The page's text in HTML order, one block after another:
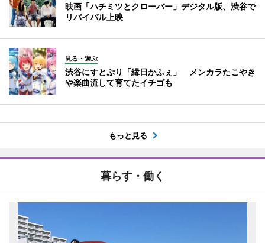
映画「ハチミツとクローバー」デジタル版、渋谷で
リバイバル上映
見る・遊ぶ
渋谷にすとぷり「縁日かふぇ」 メンカラたこやき
や楽曲流して育てたイチゴも
もっと見る
暮らす・働く